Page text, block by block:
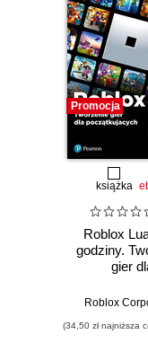
Promocja
książka
Roblox
godziny.
gier
Roblox
(34,50 zł najniższa